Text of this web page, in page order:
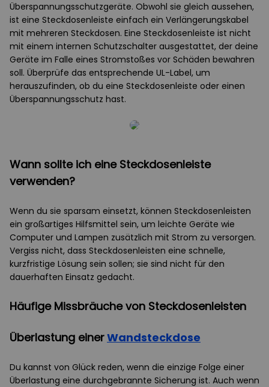
Überspannungsschutzgeräte. Obwohl sie gleich aussehen,
ist eine Steckdosenleiste einfach ein Verlängerungskabel
mit mehreren Steckdosen. Eine Steckdosenleiste ist nicht
mit einem internen Schutzschalter ausgestattet, der deine
Geräte im Falle eines Stromstoßes vor Schäden bewahren
soll. Überprüfe das entsprechende UL-Label, um
herauszufinden, ob du eine Steckdosenleiste oder einen
Überspannungsschutz hast.
Wann sollte ich eine Steckdosenleiste
verwenden?
Wenn du sie sparsam einsetzt, können Steckdosenleisten
ein großartiges Hilfsmittel sein, um leichte Geräte wie
Computer und Lampen zusätzlich mit Strom zu versorgen.
Vergiss nicht, dass Steckdosenleisten eine schnelle,
kurzfristige Lösung sein sollen; sie sind nicht für den
dauerhaften Einsatz gedacht.
Häufige Missbräuche von Steckdosenleisten
Überlastung einerWandsteckdose
Du kannst von Glück reden, wenn die einzige Folge einer
Überlastung eine durchgebrannte Sicherung ist. Auch wenn